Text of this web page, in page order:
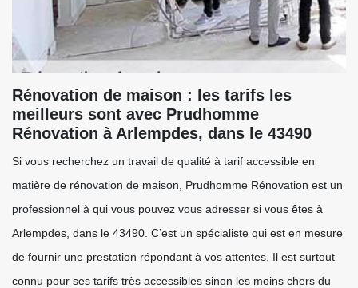
Rénovation de maison : les tarifs les
meilleurs sont avec Prudhomme
Rénovation à Arlempdes, dans le 43490
Si vous recherchez un travail de qualité à tarif accessible en
matière de rénovation de maison, Prudhomme Rénovation est un
professionnel à qui vous pouvez vous adresser si vous êtes à
Arlempdes, dans le 43490. C’est un spécialiste qui est en mesure
de fournir une prestation répondant à vos attentes. Il est surtout
connu pour ses tarifs très accessibles sinon les moins chers du